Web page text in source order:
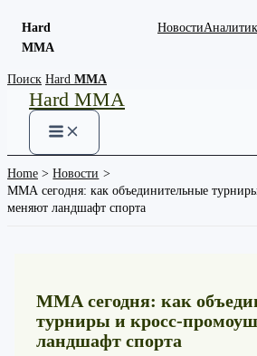
Hard
MMA
Новости
Skip
content
Поиск Hard MMA
Hard MMA
Home
Новости
ММА сегодня: как объединительные
меняют ландшафт спорта
ММА сегодня: как
турниры и кросс-
ландшафт спорта